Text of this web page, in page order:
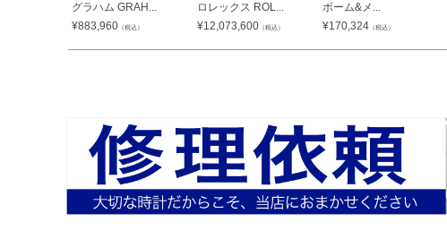
グラハム GRAH...
¥883,960 （税込）
ロレックス ROL...
¥12,073,600 （税込）
ボーム&メ...
¥170,324 （税込）